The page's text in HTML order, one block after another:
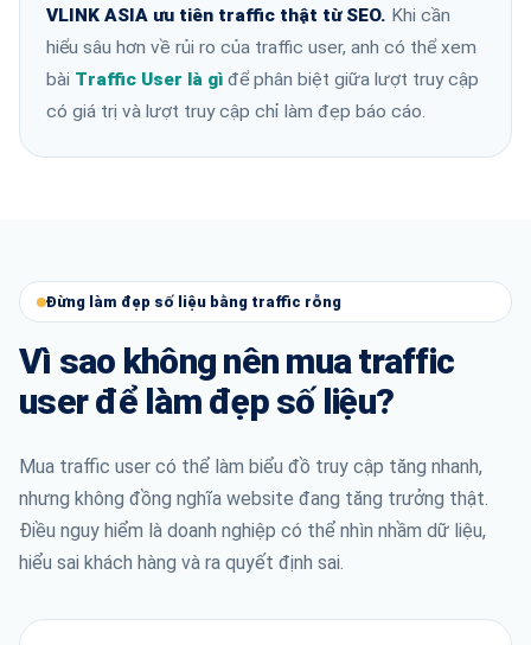
VLINK ASIA ưu tiên traffic thật từ SEO. Khi cần
hiểu sâu hơn về rủi ro của traffic user, anh có thể xem
bài Traffic User là gì để phân biệt giữa lượt truy cập
có giá trị và lượt truy cập chỉ làm đẹp báo cáo.
Đừng làm đẹp số liệu bằng traffic rỗng
Vì sao không nên mua traffic
user để làm đẹp số liệu?
Mua traffic user có thể làm biểu đồ truy cập tăng nhanh,
nhưng không đồng nghĩa website đang tăng trưởng thật.
Điều nguy hiểm là doanh nghiệp có thể nhìn nhầm dữ liệu,
hiểu sai khách hàng và ra quyết định sai.